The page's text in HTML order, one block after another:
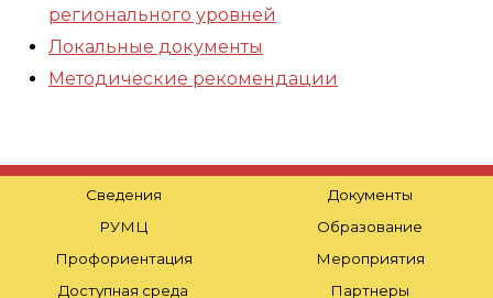
регионального уровней
Локальные документы
Методические рекомендации
Сведения
Документы
РУМЦ
Образование
Профориентация
Мероприятия
Доступная среда
Партнеры